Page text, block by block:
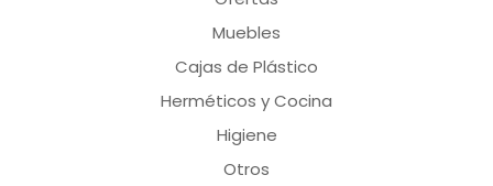
Muebles
Cajas de Plástico
Herméticos y Cocina
Higiene
Otros